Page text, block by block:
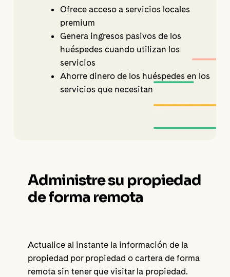
Ofrece acceso a servicios locales
premium
Genera ingresos pasivos de los
huéspedes cuando utilizan los
servicios
Ahorre dinero de los huéspedes en los
servicios que necesitan
Administre su propiedad
de forma remota
Actualice al instante la información de la
propiedad por propiedad o cartera de forma
remota sin tener que visitar la propiedad.